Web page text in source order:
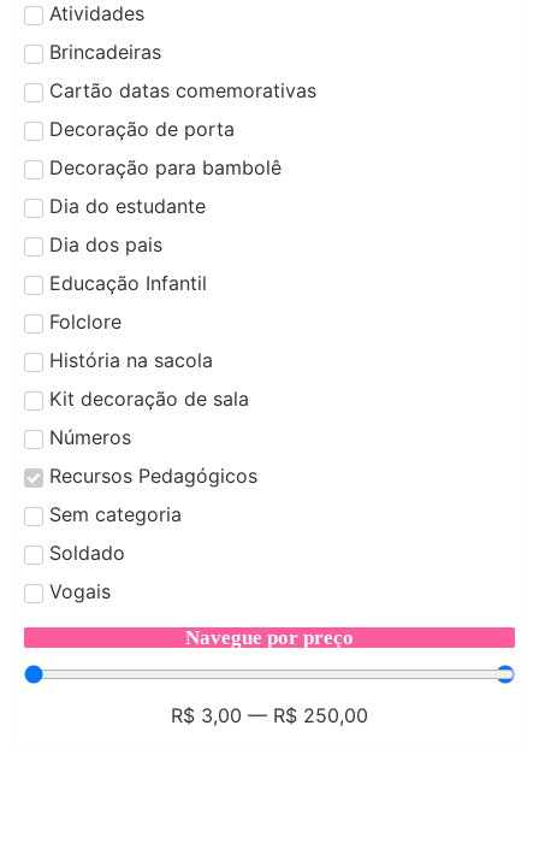
Atividades
Brincadeiras
Cartão datas comemorativas
Decoração de porta
Decoração para bambolê
Dia do estudante
Dia dos pais
Educação Infantil
Folclore
História na sacola
Kit decoração de sala
Números
Recursos Pedagógicos
Sem categoria
Soldado
Vogais
Navegue por preço
R$ 3,00 — R$ 250,00